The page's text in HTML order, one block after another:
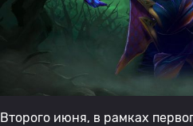
Второго июня, в рамках